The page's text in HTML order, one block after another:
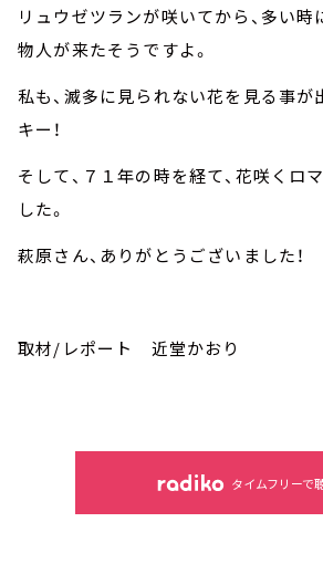
リュウゼツランが咲いてから、多い
物人が来たそうですよ。
私も、滅多に見られない花を見る事が
キー！
そして、７１年の時を経て、花咲くロ
した。
萩原さん、ありがとうございました！
取材/レポート 近堂かおり
タイムフリーで